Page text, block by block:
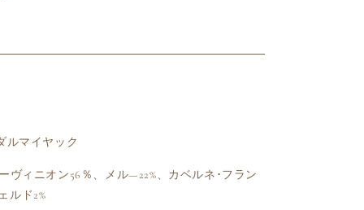
ルマイヤック
ヴィニオン56％、メル—22%、カベルネ･フラン
ルド2%